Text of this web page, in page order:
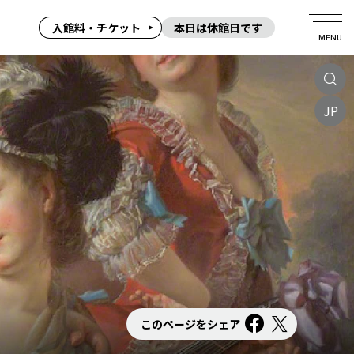
入館料・チケット 本日は休館日です
MENU
JP
このページをシェア